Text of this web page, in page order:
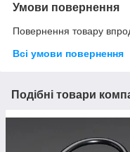
Умови повернення
Повернення товару
Всі умови повернення
Подібні товари